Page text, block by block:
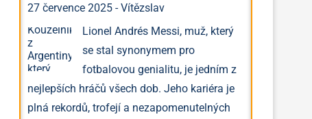
27 července 2025 -Vítězslav
Lionel Andrés Messi, muž, který
se stal synonymem pro
fotbalovou genialitu, je jedním z
nejlepších hráčů všech dob. Jeho kariéra je
plná rekordů, trofejí a nezapomenutelných